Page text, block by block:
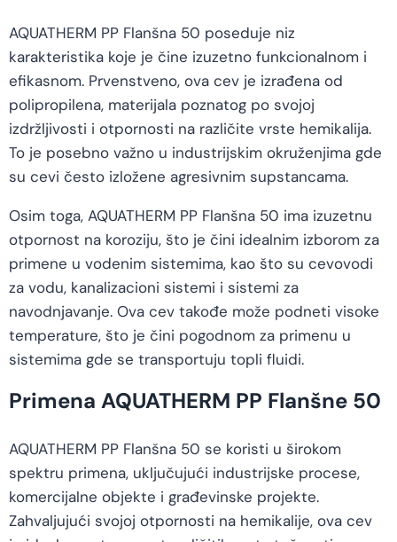
AQUATHERM PP Flanšna 50 poseduje niz
karakteristika koje je čine izuzetno funkcionalnom i
efikasnom. Prvenstveno, ova cev je izrađena od
polipropilena, materijala poznatog po svojoj
izdržljivosti i otpornosti na različite vrste hemikalija.
To je posebno važno u industrijskim okruženjima gde
su cevi često izložene agresivnim supstancama.
Osim toga, AQUATHERM PP Flanšna 50 ima izuzetnu
otpornost na koroziju, što je čini idealnim izborom za
primene u vodenim sistemima, kao što su cevovodi
za vodu, kanalizacioni sistemi i sistemi za
navodnjavanje. Ova cev takođe može podneti visoke
temperature, što je čini pogodnom za primenu u
sistemima gde se transportuju topli fluidi.
Primena AQUATHERM PP Flanšne 50
AQUATHERM PP Flanšna 50 se koristi u širokom
spektru primena, uključujući industrijske procese,
komercijalne objekte i građevinske projekte.
Zahvaljujući svojoj otpornosti na hemikalije, ova cev